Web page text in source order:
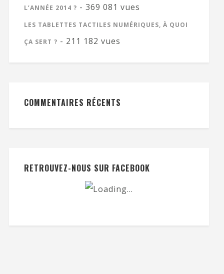
L’ANNÉE 2014 ? - 369 081 vues
LES TABLETTES TACTILES NUMÉRIQUES, À QUOI
ÇA SERT ? - 211 182 vues
COMMENTAIRES RÉCENTS
RETROUVEZ-NOUS SUR FACEBOOK